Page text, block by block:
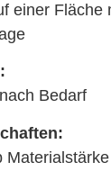
einer Fläche
Bedarf